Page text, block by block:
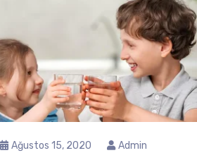
Ağustos 15, 2020 Admin